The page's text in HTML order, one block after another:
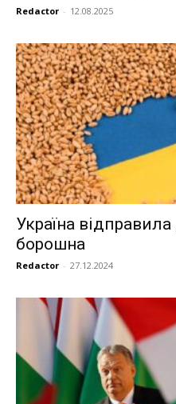
Redactor - 12.08.2025
Україна
борошна
Redactor - 27.12.2024